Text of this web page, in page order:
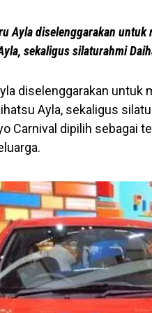
Ayla diselenggarakan
sekaligus silaturahmi
diselenggarakan untuk
Ayla, sekaligus
Carnival dipilih sebagai